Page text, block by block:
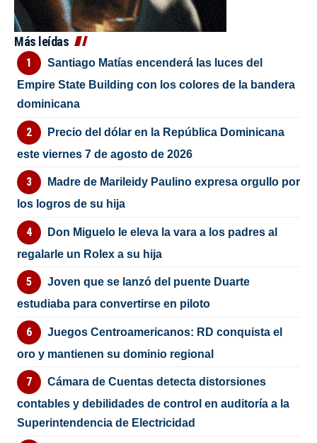
Más leídas
Santiago Matías encenderá las luces del
Empire State Building con los colores de la bandera
dominicana
Precio del dólar en la República Dominicana
este viernes 7 de agosto de 2026
Madre de Marileidy Paulino expresa orgullo por
los logros de su hija
Don Miguelo le eleva la vara a los padres al
regalarle un Rolex a su hija
Joven que se lanzó del puente Duarte
estudiaba para convertirse en piloto
Juegos Centroamericanos: RD conquista el
oro y mantienen su dominio regional
Cámara de Cuentas detecta distorsiones
contables y debilidades de control en auditoría a la
Superintendencia de Electricidad